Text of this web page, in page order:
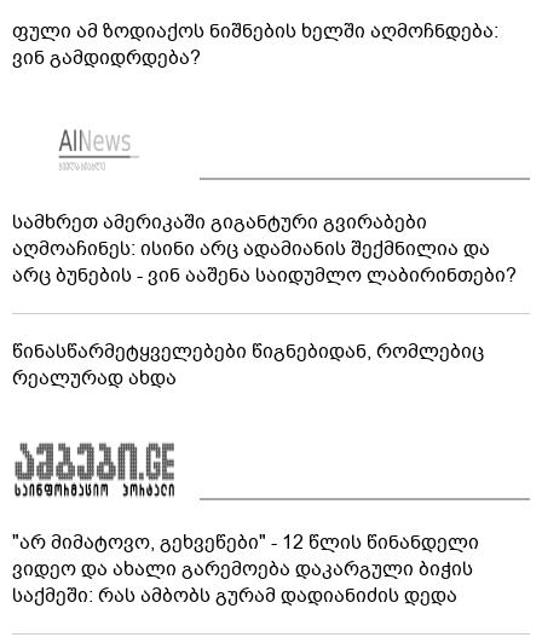
ფული ამ ზოდიაქოს ნიშნების ხელში აღმოჩნდება:
ვინ გამდიდრდება?
სამხრეთ ამერიკაში გიგანტური გვირაბები
აღმოაჩინეს: ისინი არც ადამიანის შექმნილია და
არც ბუნების - ვინ ააშენა საიდუმლო ლაბირინთები?
წინასწარმეტყველებები წიგნებიდან, რომლებიც
რეალურად ახდა
"არ მიმატოვო, გეხვეწები" - 12 წლის წინანდელი
ვიდეო და ახალი გარემოება დაკარგული ბიჭის
საქმეში: რას ამბობს გურამ დადიანიძის დედა